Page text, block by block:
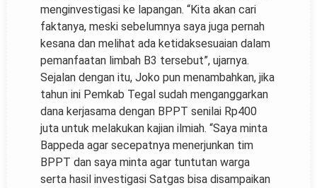
menginvestigasi ke lapangan. “Kita akan cari
faktanya, meski sebelumnya saya juga pernah
kesana dan melihat ada ketidaksesuaian dalam
pemanfaatan limbah B3 tersebut”, ujarnya.
Sejalan dengan itu, Joko pun menambahkan, jika
tahun ini Pemkab Tegal sudah menganggarkan
dana kerjasama dengan BPPT senilai Rp400
juta untuk melakukan kajian ilmiah. “Saya minta
Bappeda agar secepatnya menerjunkan tim
BPPT dan saya minta agar tuntutan warga
serta hasil investigasi Satgas bisa disampaikan